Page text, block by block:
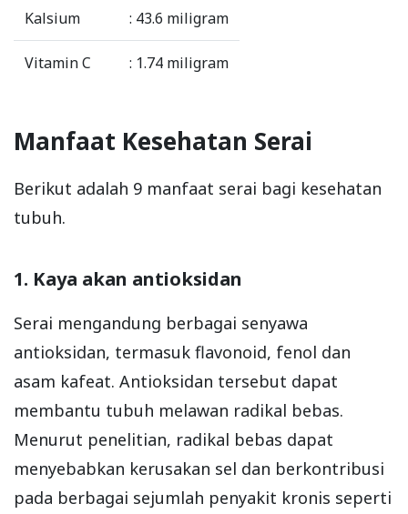
Kalsium : 43.6 miligram
Vitamin C : 1.74 miligram
Manfaat Kesehatan Serai
Berikut adalah 9 manfaat serai bagi kesehatan
tubuh.
1. Kaya akan antioksidan
Serai mengandung berbagai senyawa
antioksidan, termasuk flavonoid, fenol dan
asam kafeat. Antioksidan tersebut dapat
membantu tubuh melawan radikal bebas.
Menurut penelitian, radikal bebas dapat
menyebabkan kerusakan sel dan berkontribusi
pada berbagai sejumlah penyakit kronis seperti